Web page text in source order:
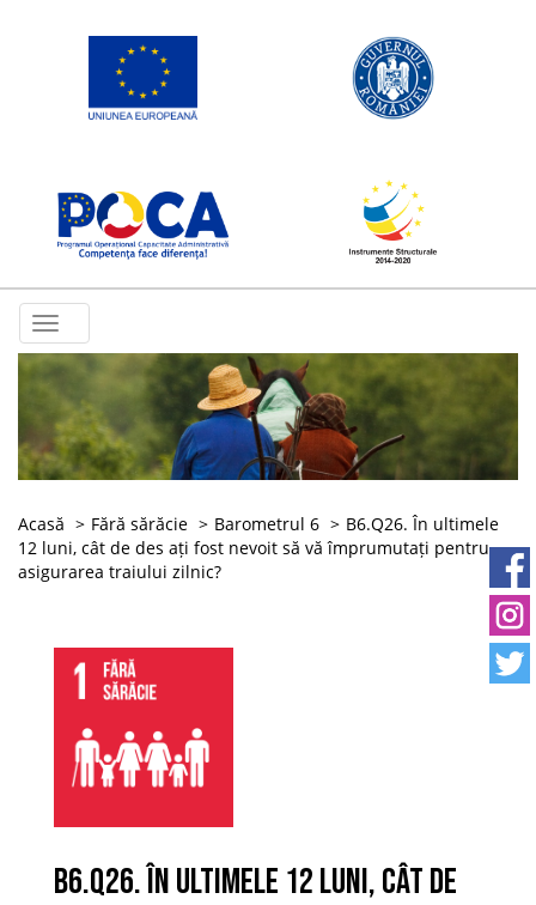
Toggle
navigation
Acasă Fără sărăcie Barometrul 6
B6.Q26. În ultimele
12 luni, cât de des ați fost nevoit să vă împrumutați pentru
asigurarea traiului zilnic?
B6.Q26. În ultimele 12 luni, cât de